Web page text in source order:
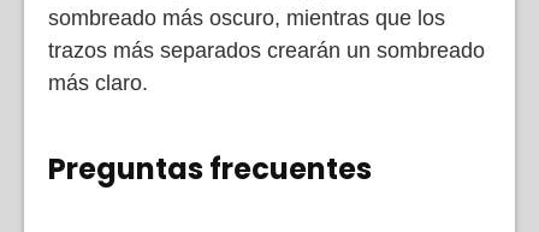
sombreado más oscuro, mientras que los
trazos más separados crearán un sombreado
más claro.
Preguntas frecuentes